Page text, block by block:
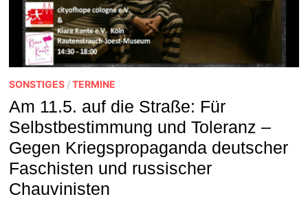
SONSTIGES/TERMINE
Am 11.5. auf die Straße: Für
Selbstbestimmung und Toleranz –
Gegen Kriegspropaganda deutscher
Faschisten und russischer
Chauvinisten